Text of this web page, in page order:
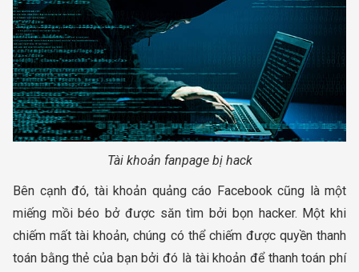
Tài khoản fanpage bị hack
Bên cạnh đó, tài khoản quảng cáo Facebook cũng là một
miếng mồi béo bở được săn tìm bởi bọn hacker. Một khi
chiếm mất tài khoản, chúng có thể chiếm được quyền thanh
toán bằng thẻ của bạn bởi đó là tài khoản để thanh toán phí